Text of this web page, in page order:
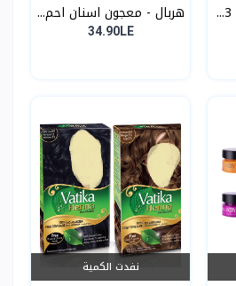
هربال - معجون اسنان احم...
34.90LE
نفدت الكمية